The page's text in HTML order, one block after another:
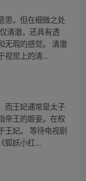
思，但在细微之处
清澈，还具有透
无瑕的感觉。 清澈
视觉上的清...
而王妃通常是太子
帝王的姬妾。在权
王妃。 等待电视剧
狐妖小红...